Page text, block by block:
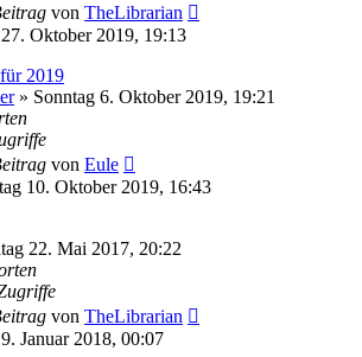
von TheLibrarian
Oktober 2019, 19:13
2019
» Sonntag 6. Oktober 2019, 19:21
von Eule
10. Oktober 2019, 16:43
22. Mai 2017, 20:22
von TheLibrarian
Januar 2018, 00:07